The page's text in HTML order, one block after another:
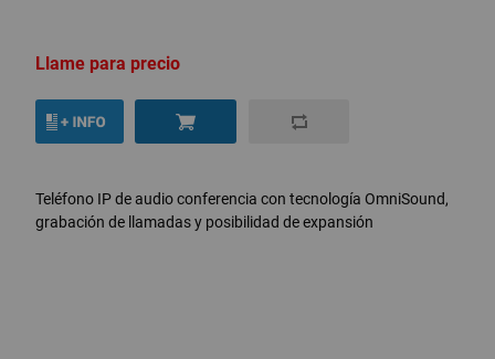
Llame para precio
Teléfono IP de audio conferencia con tecnología OmniSound,
grabación de llamadas y posibilidad de expansión